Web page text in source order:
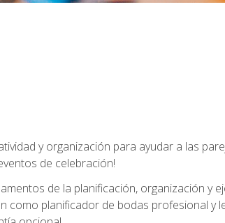
y organización para ayudar a las
de celebración!
de la planificación, organización y
como planificador de bodas profesional y